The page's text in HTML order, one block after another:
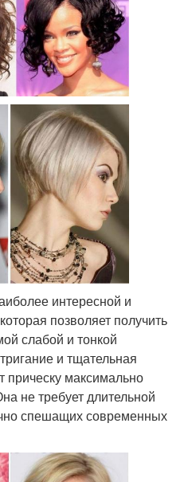
интересной и
позволяет получить
слабой и тонкой
и тщательная
прическу максимально
не требует длительной
спешащих современных